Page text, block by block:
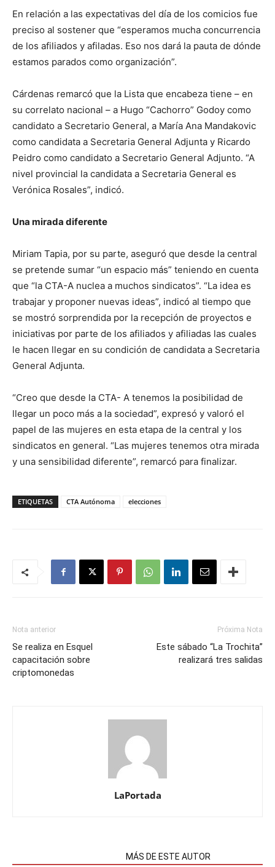
En relación a las expectativas del día de los comicios fue
preciso al sostener que “esperamos mucha concurrencia
de los afiliados y afiladas. Eso nos dará la pauta de dónde
estamos parados como organización”.
Cárdenas remarcó que la Lista que encabeza tiene – en
su correlato nacional – a Hugo “Cachorro” Godoy como
candidato a Secretario General, a María Ana Mandakovic
como candidata a Secretaria General Adjunta y Ricardo
Peidro como candidato a Secretario General Adjunto. “A
nivel provincial la candidata a Secretaria General es
Verónica Rosales”, indicó.
Una mirada diferente
Miriam Tapia, por su parte, aseguró que desde la central
se pretende sumar “un espacio más” teniendo en cuenta
que “la CTA-A nuclea a muchos sindicatos”. “La idea es
trabajar y proponer nuevas ideas”, indicó al tiempo que
se mostró sorprendida por la recepción de proyectos e
iniciativas por parte de los afiliados y afiliadas las cuales
le hacen llegar en su condición de candidata a Secretaria
General Adjunta.
“Creo que desde la CTA- A tenemos la posibilidad de
llegar un poco más a la sociedad”, expresó y valoró el
papel de las mujeres en esta etapa de la central y los
sindicatos en general. “Las mujeres tenemos otra mirada
y una sensibilidad diferente”, remarcó para finalizar.
ETIQUETAS CTA Autónoma elecciones
Nota anterior
Se realiza en Esquel
capacitación sobre
criptomonedas
Próxima Nota
Este sábado “La Trochita”
realizará tres salidas
LaPortada
MÁS DE ESTE AUTOR